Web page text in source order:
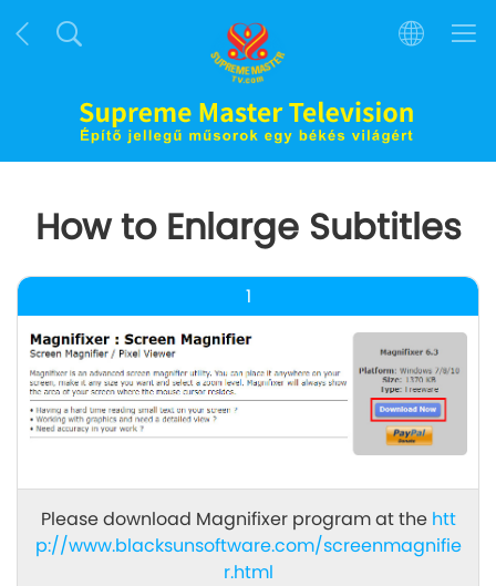
How to Enlarge Subtitles
1
Please download Magnifixer program at the htt
p://www.blacksunsoftware.com/screenmagnifie
r.html